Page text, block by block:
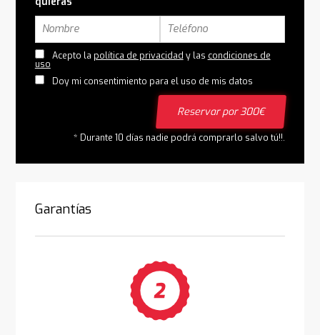
Acepto la política de privacidad y las condiciones de
uso
Doy mi consentimiento para el uso de mis datos
Reservar por 300€
* Durante 10 días nadie podrá comprarlo salvo tú!!.
Garantías